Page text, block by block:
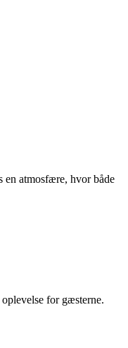
en atmosfære, hvor både
for gæsterne.